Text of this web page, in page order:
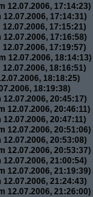
12.07.2006, 17:14:23)
12.07.2006, 17:14:31)
12.07.2006, 17:15:21)
12.07.2006, 17:16:58)
12.07.2006, 17:19:57)
12.07.2006, 18:14:13)
12.07.2006, 18:16:51)
18:18:25)
18:19:38)
12.07.2006, 20:45:17)
12.07.2006, 20:46:11)
12.07.2006, 20:47:11)
12.07.2006, 20:51:06)
12.07.2006, 20:53:08)
12.07.2006, 20:53:37)
12.07.2006, 21:00:54)
12.07.2006, 21:19:39)
12.07.2006, 21:24:43)
12.07.2006, 21:26:00)